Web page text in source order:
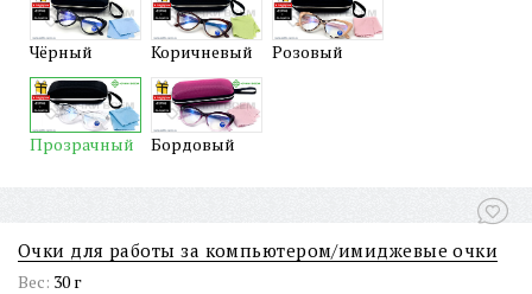
Чёрный Коричневый Розовый
Прозрачный Бордовый
Очки для работы за компьютером/имиджевые очки
Вес: 30 г